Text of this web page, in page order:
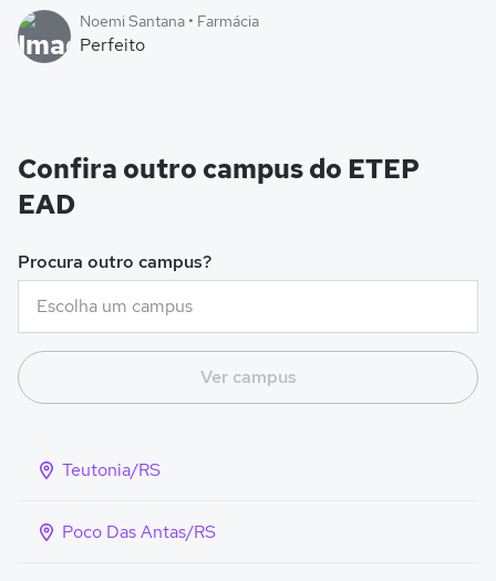
Noemi Santana • Farmácia
Perfeito
Confira outro campus do ETEP
EAD
Procura outro campus?
Ver campus
Teutonia/RS
Poco Das Antas/RS